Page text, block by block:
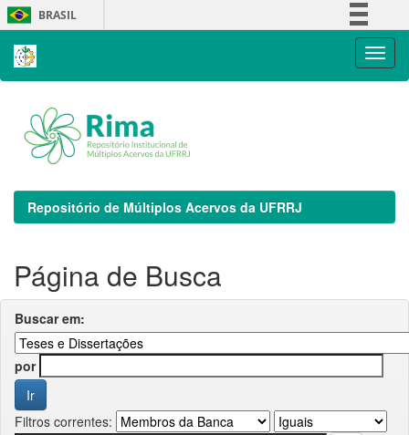
Skip
navigation
BRASIL
Repositório de Múltiplos Acervos da UFRRJ
Página de Busca
Buscar em:
por
Filtros correntes: